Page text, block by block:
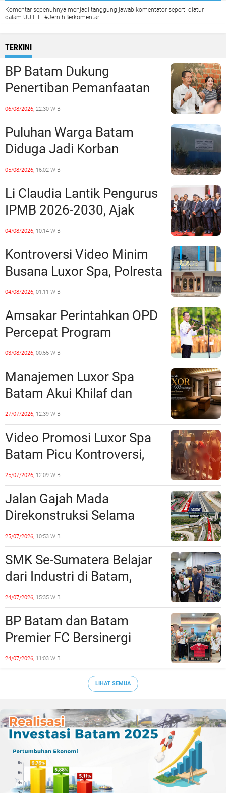
Komentar sepenuhnya menjadi tanggung jawab komentator seperti diatur
dalam UU ITE. #JernihBerkomentar
TERKINI
BP Batam Dukung
Penertiban Pemanfaatan
Ruang Laut Sesuai
Ketentuan Peraturan
Perundang-undangan
06/08/2026, 22:30 WIB
Puluhan Warga Batam
Diduga Jadi Korban
Penipuan Kavling Hingga
Miliaran Rupiah, Laporan ke
Polda Kepri Jalan di
Tempat?
05/08/2026, 16:02 WIB
Li Claudia Lantik Pengurus
IPMB 2026-2030, Ajak
Perkuat Kerukunan dan
Sinergi dengan Pemko
Batam
04/08/2026, 10:14 WIB
Kontroversi Video Minim
Busana Luxor Spa, Polresta
Barelang Usut Tuntas
Unsur Pelanggaran Hukum
04/08/2026, 01:11 WIB
Amsakar Perintahkan OPD
Percepat Program
Prioritas, Targetkan
Realisasi Pembangunan
Lampaui 50 Persen
03/08/2026, 00:55 WIB
Manajemen Luxor Spa
Batam Akui Khilaf dan
Minta Maaf, Konten
Langsung Di-Takedown
27/07/2026, 12:39 WIB
Video Promosi Luxor Spa
Batam Picu Kontroversi,
Dinilai Bermuatan Sensual
25/07/2026, 12:09 WIB
Jalan Gajah Mada
Direkonstruksi Selama
Empat Minggu, Ini Skema
Rekayasa Lalu Lintasnya
25/07/2026, 10:53 WIB
SMK Se-Sumatera Belajar
dari Industri di Batam,
Siapkan Lulusan Siap Kerja
Era Digital
24/07/2026, 15:35 WIB
BP Batam dan Batam
Premier FC Bersinergi
Cetak Generasi Emas
24/07/2026, 11:03 WIB
LIHAT SEMUA